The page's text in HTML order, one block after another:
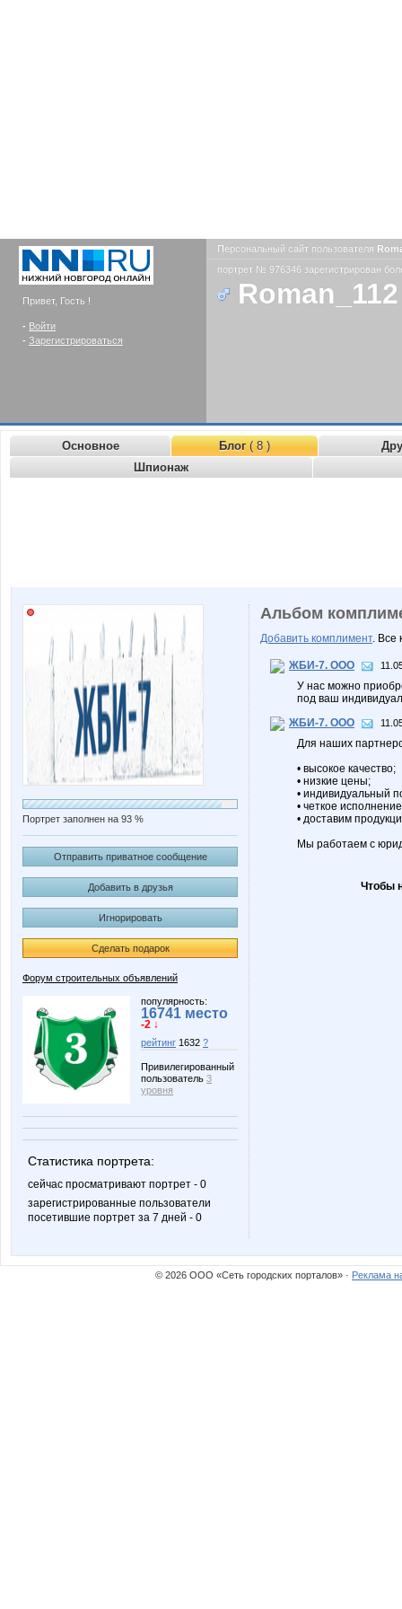
Привет, Гость !
- Войти
- Зарегистрироваться
Персональный сайт пользователя
портрет № 976346 зарегистрирован
Roman_112
Основное Блог( 8 )
Шпионаж
Портрет заполнен на 93 %
Отправить приватное сообщение
Добавить в друзья
Игнорировать
Сделать подарок
Форум строительных объявлений
популярность:
16741 место
-2 ↓
рейтинг 1632 ?
Привилегированный
пользователь 3
уровня
Статистика портрета:
сейчас просматривают портрет - 0
зарегистрированные пользователи
посетившие портрет за 7 дней - 0
Альбом
Добавить комплимент. Все
ЖБИ-7. ООО
У нас можно
под ваш
ЖБИ-7. ООО
Для наших
• высокое качество;
• низкие цены;
• индивидуальный
• четкое
• доставим
Мы работаем с
Чтобы
© 2026 ООО «Сеть городских порталов» · Реклама